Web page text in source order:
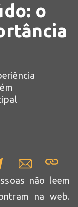
o
não leem
na web.